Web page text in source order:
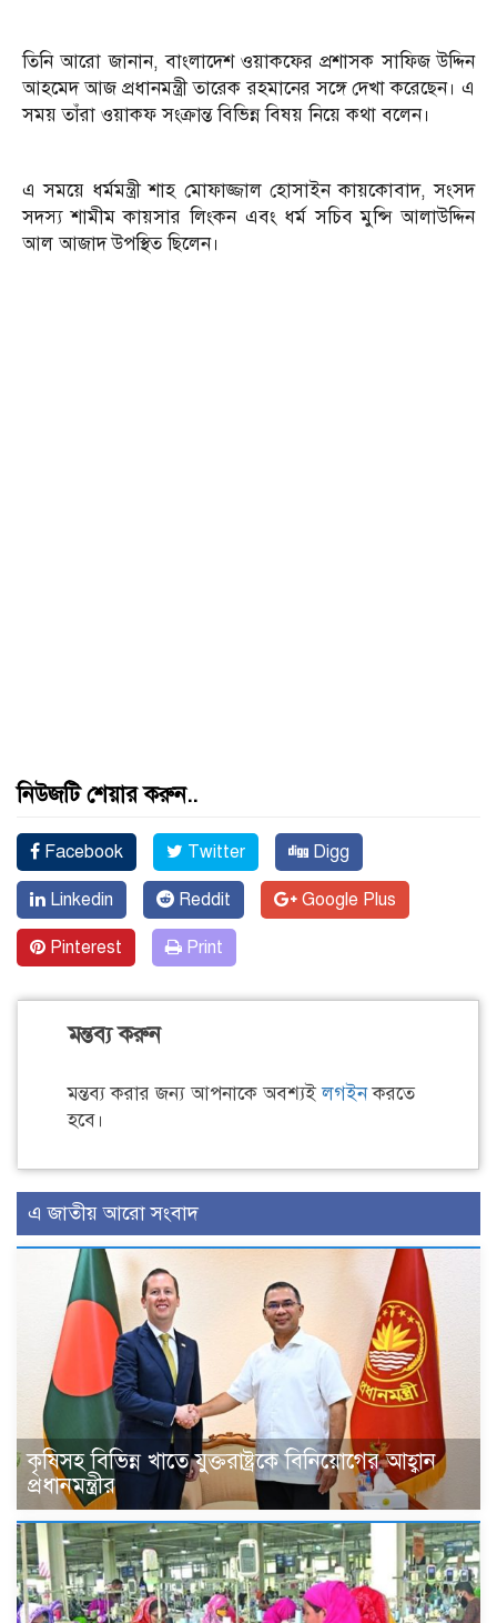
তিনি আরো জানান, বাংলাদেশ ওয়াকফের প্রশাসক সাফিজ উদ্দিন
আহমেদ আজ প্রধানমন্ত্রী তারেক রহমানের সঙ্গে দেখা করেছেন। এ
সময় তাঁরা ওয়াকফ সংক্রান্ত বিভিন্ন বিষয় নিয়ে কথা বলেন।
এ সময়ে ধর্মমন্ত্রী শাহ মোফাজ্জাল হোসাইন কায়কোবাদ, সংসদ
সদস্য শামীম কায়সার লিংকন এবং ধর্ম সচিব মুন্সি আলাউদ্দিন
আল আজাদ উপস্থিত ছিলেন।
নিউজটি শেয়ার করুন..
Facebook Twitter Digg
Linkedin Reddit Google Plus
Pinterest Print
মন্তব্য করুন
মন্তব্য করার জন্য আপনাকে অবশ্যইলগইনকরতে
হবে।
এ জাতীয় আরো সংবাদ
কৃষিসহ বিভিন্ন খাতে যুক্তরাষ্ট্রকে বিনিয়োগের আহ্বান
প্রধানমন্ত্রীর